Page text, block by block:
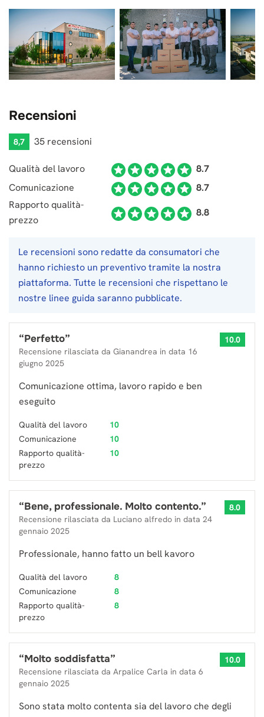
Recensioni
8,7 35 recensioni
Qualità del lavoro
8.7
Comunicazione
8.7
Rapporto qualità-
prezzo
8.8
Le recensioni sono redatte da consumatori che
hanno richiesto un preventivo tramite la nostra
piattaforma. Tutte le recensioni che rispettano le
nostre linee guida saranno pubblicate.
“Perfetto”
Recensione rilasciata da Gianandrea in data 16
giugno 2025
10.0
Comunicazione ottima, lavoro rapido e ben
eseguito
Qualità del lavoro
10
Comunicazione
10
Rapporto qualità-
prezzo
10
“Bene, professionale. Molto contento.”
Recensione rilasciata da Luciano alfredo in data 24
gennaio 2025
8.0
Professionale, hanno fatto un bell kavoro
Qualità del lavoro
8
Comunicazione
8
Rapporto qualità-
prezzo
8
“Molto soddisfatta”
Recensione rilasciata da Arpalice Carla in data 6
gennaio 2025
10.0
Sono stata molto contenta sia del lavoro che degli